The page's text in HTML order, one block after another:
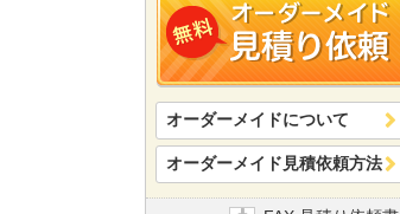
オーダーメイドについて
オーダーメイド見積依頼方法